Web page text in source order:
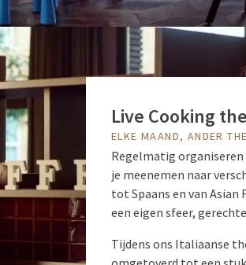
Live Cooking
ELKE MAAND, ANDER
Regelmatig
je meenemen naar
tot Spaans en van
een eigen sfeer,
Tijdens ons Italiaanse